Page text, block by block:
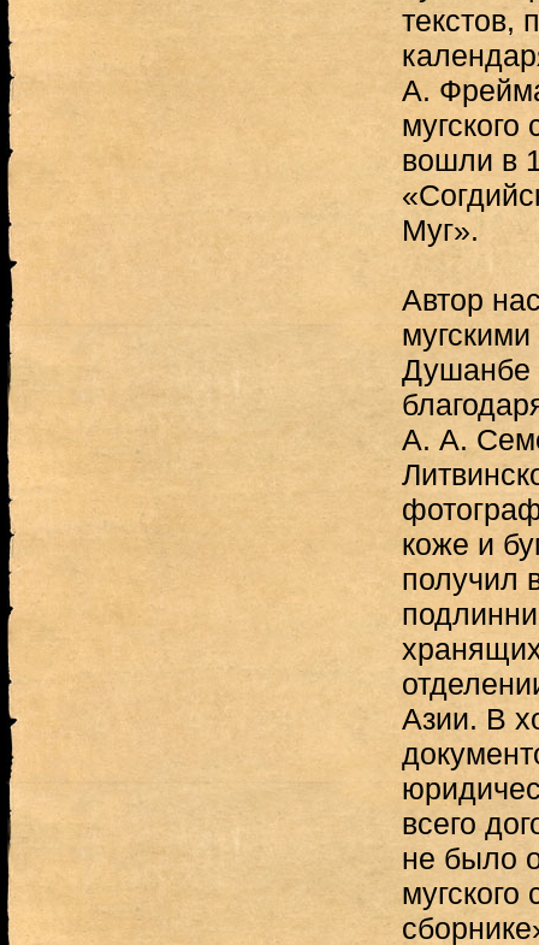
текстов,
А.
вошли в
Муг».
Автор
Душанбе
А. А.
коже и
получил
Азии. В
всего
не было